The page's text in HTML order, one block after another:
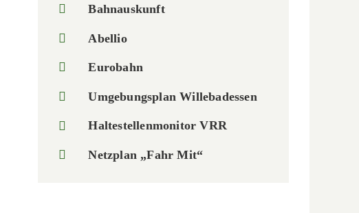
Bahnauskunft
Abellio
Eurobahn
Umgebungsplan Willebadessen
Haltestellenmonitor VRR
Netzplan „Fahr Mit“